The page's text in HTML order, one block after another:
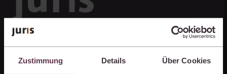
Zustimmung Details Über Cookies
Unternehmen